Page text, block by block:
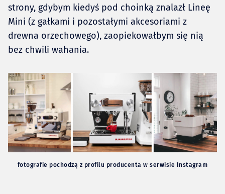
strony, gdybym kiedyś pod choinką znalazł Lineę
Mini (z gałkami i pozostałymi akcesoriami z
drewna orzechowego), zaopiekowałbym się nią
bez chwili wahania.
fotografie pochodzą z profilu producenta w serwisie Instagram